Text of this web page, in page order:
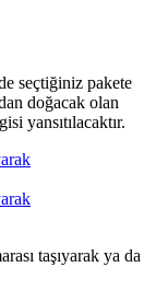
seçtiğiniz pakete
doğacak olan
yansıtılacaktır.​​​
taşıyarak ya da